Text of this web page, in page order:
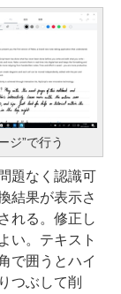
ジ”で行う
題なく認識可
結果が表示さ
れる。修正し
い。テキスト
で囲うとハイ
つぶして削